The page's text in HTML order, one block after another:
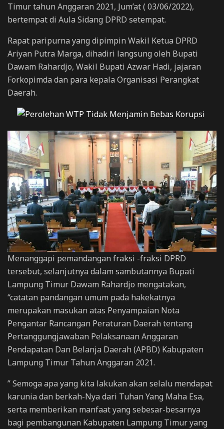
Timur tahun Anggaran 2021, Jum’at ( 03/06/2022),
bertempat di Aula Sidang DPRD setempat.
Rapat paripurna yang dipimpin Wakil Ketua DPRD
Ariyan Putra Marga, dihadiri langsung oleh Bupati
Dawam Rahardjo, Wakil Bupati Azwar Hadi, jajaran
Forkopimda dan para kepala Organisasi Perangkat
Daerah.
Menanggapi pemandangan fraksi -fraksi DPRD
tersebut, selanjutnya dalam sambutannya Bupati
Lampung Timur Dawam Rahardjo mengatakan,
“catatan pandangan umum pada hakekatnya
merupakan masukan atas Penyampaian Nota
Pengantar Rancangan Peraturan Daerah tentang
Pertanggungjawaban Pelaksanaan Anggaran
Pendapatan Dan Belanja Daerah (APBD) Kabupaten
Lampung Timur Tahun Anggaran 2021.
” Semoga apa yang kita lakukan akan selalu mendapat
karunia dan berkah-Nya dari Tuhan Yang Maha Esa,
serta memberikan manfaat yang sebesar-besarnya
bagi pembangunan Kabupaten Lampung Timur yang